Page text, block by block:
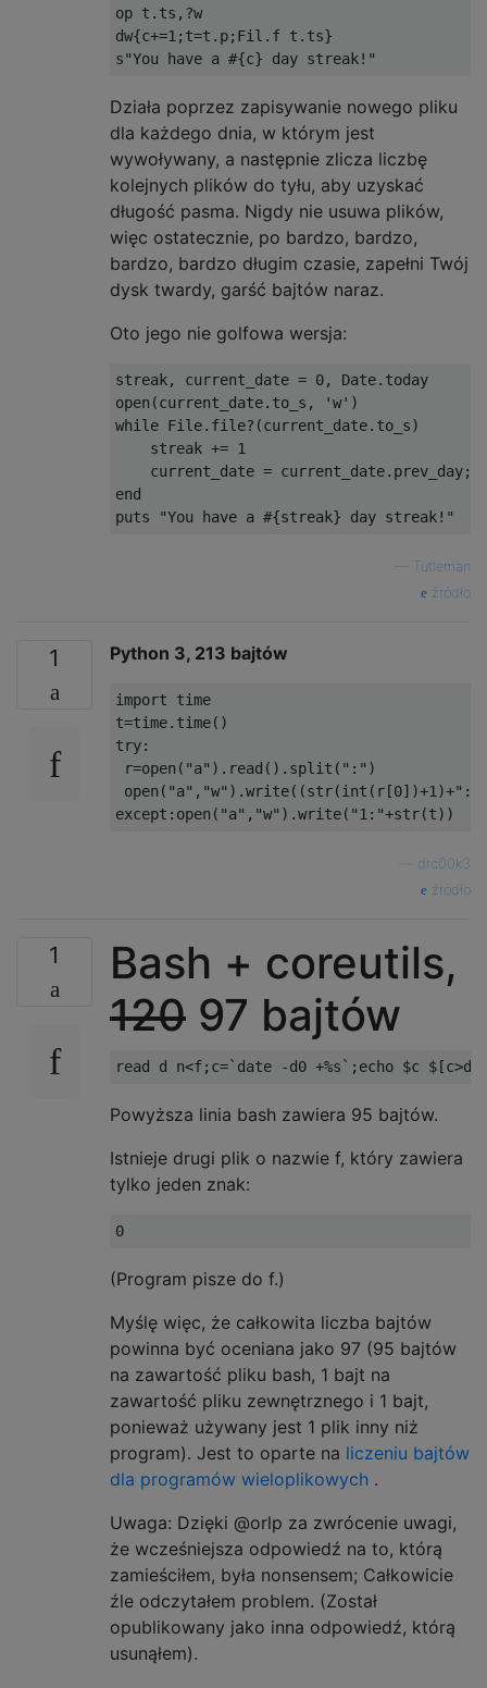
op t . ts ,?w
dw{c+=1 ; t=t . p; Fil . f t . ts}
s"You have a #{c} day streak!"
Działa poprzez zapisywanie nowego pliku
dla każdego dnia, w którym jest
wywoływany, a następnie zlicza liczbę
kolejnych plików do tyłu, aby uzyskać
długość pasma. Nigdy nie usuwa plików,
więc ostatecznie, po bardzo, bardzo,
bardzo, bardzo długim czasie, zapełni Twój
dysk twardy, garść bajtów naraz.
Oto jego nie golfowa wersja:
streak, current_date = 0, Date. today
open (current_date. to_s , 'w' )
while File. file?(current_date. to_s)
    streak
+= 1
    current_date
= current_date. prev_day;
end
puts
"You have a #{streak} day streak!"
Tutleman
źródło
1 Python 3, 213 bajtów
import time
t=time.time()
try:
r=open("a").read().split(":")
drc00k3
źródło
1
Bash + coreutils,
120 97 bajtów
Powyższa linia bash zawiera 95 bajtów.
Istnieje drugi plik o nazwie f, który zawiera
tylko jeden znak:
(Program pisze do f.)
Myślę więc, że całkowita liczba bajtów
powinna być oceniana jako 97 (95 bajtów
na zawartość pliku bash, 1 bajt na
zawartość pliku zewnętrznego i 1 bajt,
ponieważ używany jest 1 plik inny niż
program). Jest to oparte na liczeniu bajtów
dla programów wieloplikowych .
Uwaga: Dzięki @orlp za zwrócenie uwagi,
że wcześniejsza odpowiedź na to, którą
zamieściłem, była nonsensem; Całkowicie
źle odczytałem problem. (Został
opublikowany jako inna odpowiedź, którą
usunąłem).